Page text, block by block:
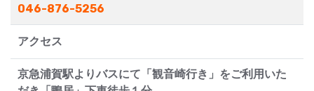
046-876-5256
アクセス
京急浦賀駅よりバスにて「観音崎行き」をご利用いた